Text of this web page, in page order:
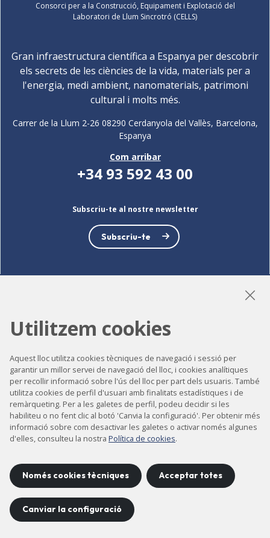
Consorci per a la Construcció, Equipament i Explotació del
Laboratori de Llum Sincrotró (CELLS)
Gran infraestructura científica a Espanya per descobrir
els secrets de les ciències de la vida, materials per a
l'energia, medi ambient, nanomaterials, patrimoni
cultural i molts més.
Carrer de la Llum 2-26 08290 Cerdanyola del Vallès, Barcelona,
Espanya
Com arribar
+34 93 592 43 00
Subscriu-te al nostre newsletter
Subscriu-te
Accessibilitat
Contacte
Avís legal
Política de privacitat
Política de cookies
Mapa del lloc
©2026CELLS
Utilitzem cookies
Aquest lloc utilitza cookies tècniques de navegació i sessió per
garantir un millor servei de navegació del lloc, i cookies analítiques
per recollir informació sobre l'ús del lloc per part dels usuaris. També
utilitza cookies de perfil d'usuari amb finalitats estadístiques i de
remàrqueting. Per a les galetes de perfil, podeu decidir si les
habiliteu o no fent clic al botó 'Canvia la configuració'. Per obtenir més
informació sobre com desactivar les galetes o activar només algunes
d'elles, consulteu la nostra Política de cookies.
Només cookies tècniques Acceptar totes
Canviar la configuració